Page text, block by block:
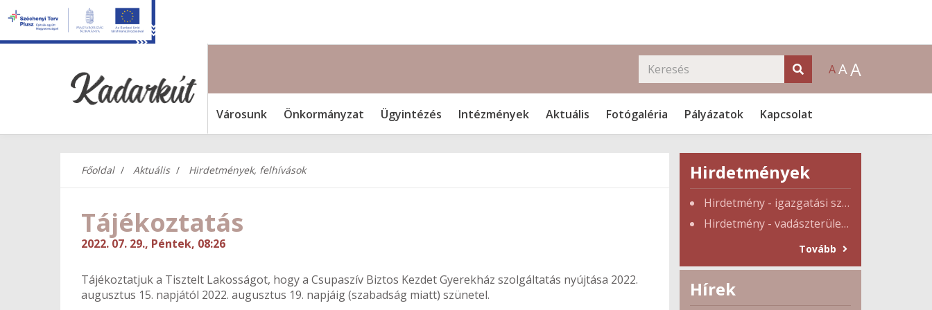
AAA
Városunk Önkormányzat Ügyintézés Intézmények Aktuális Fotógaléria Pályázatok Kapcsolat
Főoldal Aktuális Hirdetmények, felhívások
Tájékoztatás
2022. 07. 29., Péntek, 08:26
Tájékoztatjuk a Tisztelt Lakosságot, hogy a Csupaszív Biztos Kezdet Gyerekház szolgáltatás nyújtása 2022.
augusztus 15. napjától 2022. augusztus 19. napjáig (szabadság miatt) szünetel.
Hirdetmények
Hirdetmény - igazgatási szünet
Hirdetmény - vadászterület tulajdonosi gyűlés
Tovább
Hírek